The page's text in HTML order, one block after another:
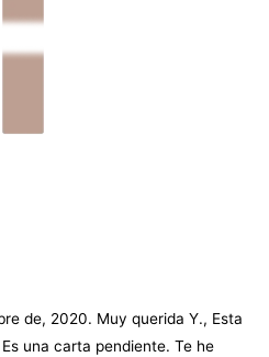
de, 2020. Muy querida Y., Esta
una carta pendiente. Te he